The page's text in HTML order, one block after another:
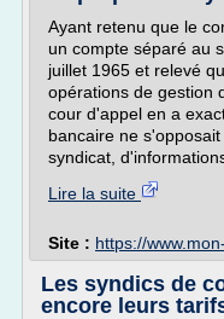
Ayant retenu que le
un compte séparé au
juillet 1965 et relevé
opérations de gestion
cour d'appel en a
bancaire ne
syndicat,
Lire la suite
Site : https://
Les syndics de
encore leurs